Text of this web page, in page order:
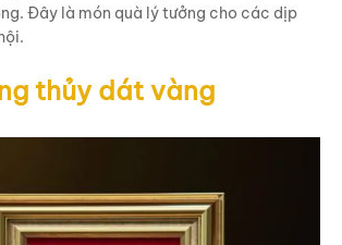
Đây là món quà lý tưởng cho các dịp
thủy dát vàng